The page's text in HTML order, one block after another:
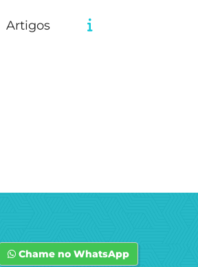
Artigos
Chame no WhatsApp